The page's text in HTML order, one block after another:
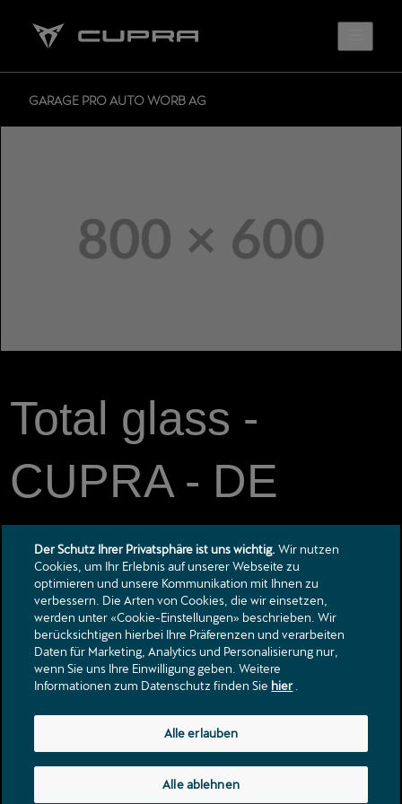
GARAGE PRO AUTO WORB AG
Total glass -
CUPRA - DE
Total glass - CUPRA - DE
Sonnenbodenstrasse 9
3076 Worb
info@proauto-worb.ch
Kontakt
Kataloge & Preislisten
Rechtliche Hinweise
Datenschutzerklärung
Der Schutz Ihrer Privatsphäre ist uns wichtig. Wir nutzen
Cookies, um Ihr Erlebnis auf unserer Webseite zu
optimieren und unsere Kommunikation mit Ihnen zu
verbessern. Die Arten von Cookies, die wir einsetzen,
werden unter «Cookie-Einstellungen» beschrieben. Wir
berücksichtigen hierbei Ihre Präferenzen und verarbeiten
Daten für Marketing, Analytics und Personalisierung nur,
wenn Sie uns Ihre Einwilligung geben. Weitere
Informationen zum Datenschutz finden Sie hier.
Alle ablehnen
Alle erlauben